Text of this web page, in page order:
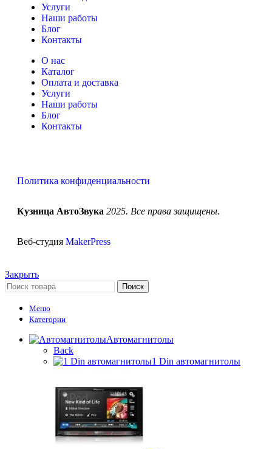
Услуги
Наши работы
Блог
Контакты
О нас
Каталог
Оплата и доставка
Услуги
Наши работы
Блог
Контакты
Политика конфиденциальности
Кузница АвтоЗвука 2025. Все права защищены.
Веб-студия MakerPress
Закрыть
Поиск
Меню
Категории
Автомагнитолы
Back
1 Din автомагнитолы